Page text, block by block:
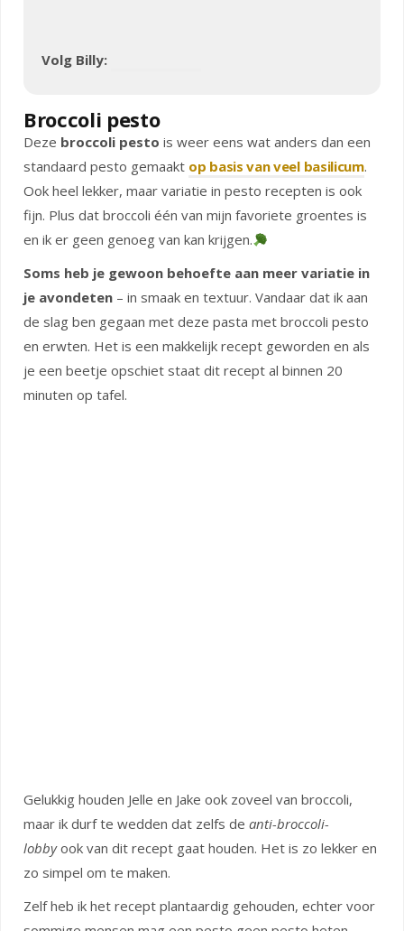
Volg Billy:
Broccoli pesto
Deze broccoli pesto is weer eens wat anders dan een
standaard pesto gemaakt op basis van veel basilicum.
Ook heel lekker, maar variatie in pesto recepten is ook
fijn. Plus dat broccoli één van mijn favoriete groentes is
en ik er geen genoeg van kan krijgen.
Soms heb je gewoon behoefte aan meer variatie in
je avondeten – in smaak en textuur. Vandaar dat ik aan
de slag ben gegaan met deze pasta met broccoli pesto
en erwten. Het is een makkelijk recept geworden en als
je een beetje opschiet staat dit recept al binnen 20
minuten op tafel.
Gelukkig houden Jelle en Jake ook zoveel van broccoli,
maar ik durf te wedden dat zelfs de anti-broccoli-
lobbyook van dit recept gaat houden. Het is zo lekker en
zo simpel om te maken.
Zelf heb ik het recept plantaardig gehouden, echter voor